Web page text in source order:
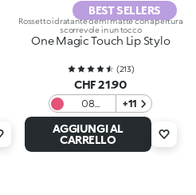
BEST SELLERS
Rossetto idratante demi matte con apertura
scorrevole in un tocco
One Magic Touch Lip Stylo
(213)
CHF 21.90
08
Magenta
+11
AGGIUNGI AL
CARRELLO